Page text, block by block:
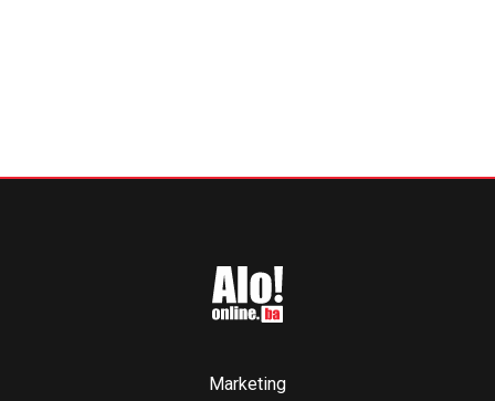
Marketing